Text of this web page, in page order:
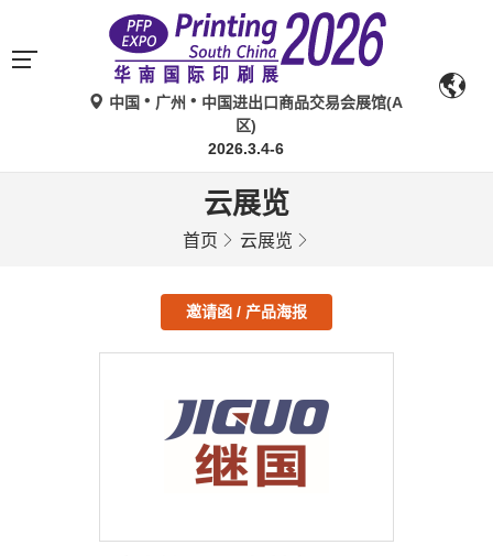
中国 广州
中国进出口商品交易会展馆(A
区)
2026.3.4-6
云展览
首页 云展览
邀请函 / 产品海报